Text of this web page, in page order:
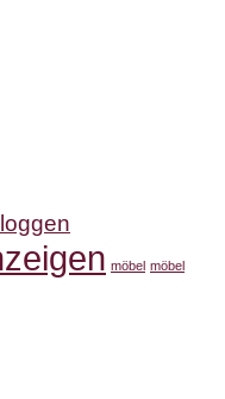
möbel möbel